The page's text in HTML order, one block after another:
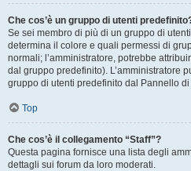
Che cos’è un gruppo di utenti
Se sei membro di più di un gruppo di
determina il colore e quali permessi di
normali; l’amministratore, potrebbe
dal gruppo predefinito). L’amministratore
gruppo di utenti predefinito dal Pannello
Top
Che cos’è il collegamento “Staff”?
Questa pagina fornisce una lista degli
dettagli sui forum da loro moderati.